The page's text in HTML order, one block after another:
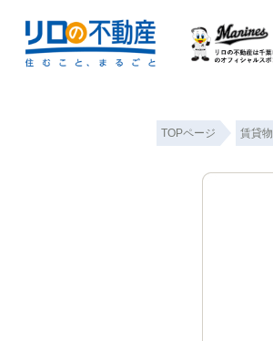
TOPページ 賃貸